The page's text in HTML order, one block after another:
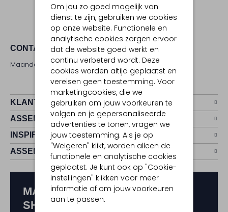
Om jou zo goed mogelijk van
dienst te zijn, gebruiken we cookies
op onze website. Functionele en
analytische cookies zorgen ervoor
dat de website goed werkt en
continu verbeterd wordt. Deze
cookies worden altijd geplaatst en
vereisen geen toestemming. Voor
marketingcookies, die we
gebruiken om jouw voorkeuren te
volgen en je gepersonaliseerde
advertenties te tonen, vragen we
jouw toestemming. Als je op
"Weigeren" klikt, worden alleen de
functionele en analytische cookies
geplaatst. Je kunt ook op "Cookie-
instellingen" klikken voor meer
informatie of om jouw voorkeuren
aan te passen.
CONTACT
Maandag - zaterdag 09:00 - 17:00 uur
KLANTENSERVICE
ASSEMVIP
INSPIRATIE
ASSEM
MAAK KANS OP € 150,-
SHOPTEGOED